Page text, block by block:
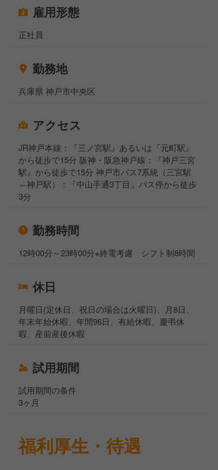
当社サイト、フーズラボ・エージェントですがこのほ
かにも飲食店の求人を多数揃えております。
地元で働きたい方、都心部で働きたいけど引っ越しの
相談窓口事務所は東京、大阪、名古屋、福岡の4拠点
の転職・就職のプロが対応いたしますのでご安心くだ
雇用形態
正社員
勤務地
兵庫県 神戸市中央区
アクセス
JR神戸本線：『三ノ宮駅』あるいは『元町駅』
から徒歩で15分 阪神・阪急神戸線：『神戸三宮
駅』から徒歩で15分 神戸市バス7系統（三宮駅
⇔神戸駅）：『中山手通3丁目』バス停から徒歩
3分
勤務時間
12時00分～23時00分※終電考慮 シフト制8時間
休日
月曜日(定休日、祝日の場合は火曜日)、月8日、
年末年始休暇、年間96日、有給休暇、慶弔休
暇、産前産後休暇
試用期間
試用期間の条件
3ヶ月
福利厚生・待遇